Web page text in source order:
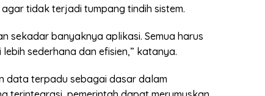
tidak terjadi tumpang tindih sistem.
sekadar banyaknya aplikasi. Semua harus
sederhana dan efisien,” katanya.
data terpadu sebagai dasar dalam